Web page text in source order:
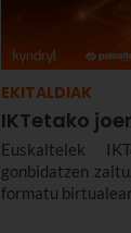
EKITALDIAK
IKTetako
Euskaltelek
gonbidatzen
formatu